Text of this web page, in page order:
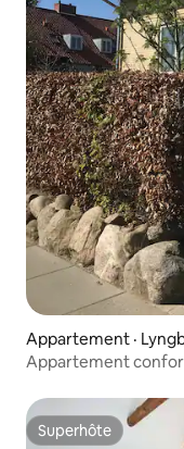
Appartement ·
Appartement
Superhôte
Superhôte